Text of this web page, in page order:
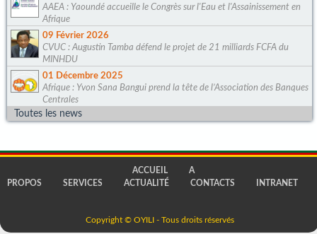
AAEA : Yaoundé accueille le Congrès sur l'Eau et l'Assainissement en
Afrique
09 Février 2026
CVUC : Augustin Tamba défend le projet de 21 milliards FCFA du
MINHDU
01 Décembre 2025
Afrique : Yvon Sana Bangui prend la tête de l’Association des Banques
Centrales
Toutes les news
ACCUEIL
A
PROPOS
SERVICES ACTUALITÉ CONTACTS INTRANET
Copyright © OYILI - Tous droits réservés